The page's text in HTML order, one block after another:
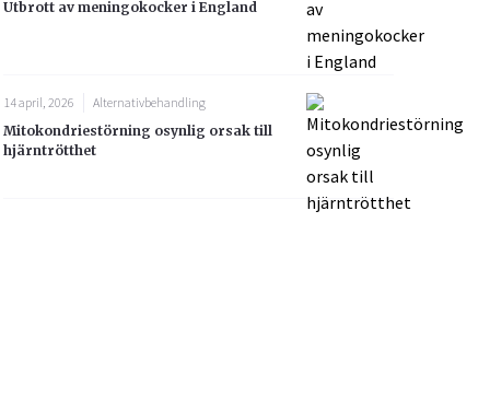
Utbrott av meningokocker i England
14 april, 2026
Alternativbehandling
Mitokondriestörning osynlig orsak till
hjärntrötthet